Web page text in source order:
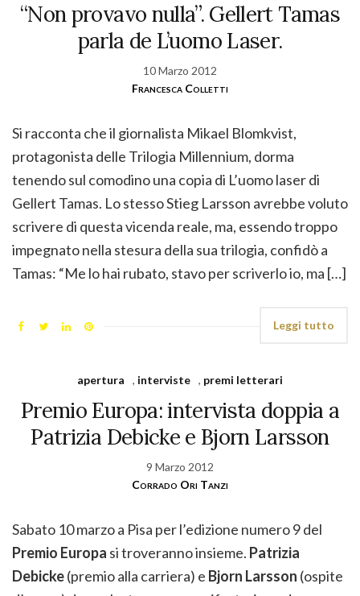
“Non provavo nulla”. Gellert Tamas
parla de L’uomo Laser.
10 Marzo 2012
Francesca Colletti
Si racconta che il giornalista Mikael Blomkvist,
protagonista delle Trilogia Millennium, dorma
tenendo sul comodino una copia di L’uomo laser di
Gellert Tamas. Lo stesso Stieg Larsson avrebbe voluto
scrivere di questa vicenda reale, ma, essendo troppo
impegnato nella stesura della sua trilogia, confidò a
Tamas: “Me lo hai rubato, stavo per scriverlo io, ma […]
Leggi tutto
apertura , interviste , premi letterari
Premio Europa: intervista doppia a
Patrizia Debicke e Bjorn Larsson
9 Marzo 2012
Corrado Ori Tanzi
Sabato 10 marzo a Pisa per l’edizione numero 9 del
Premio Europa si troveranno insieme. Patrizia
Debicke(premio alla carriera) e Bjorn Larsson (ospite